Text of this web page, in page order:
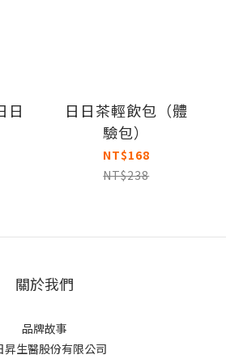
日
日日茶輕飲包（體
驗包）
NT$168
NT$238
關於我們
品牌故事
昇生醫股份有限公司